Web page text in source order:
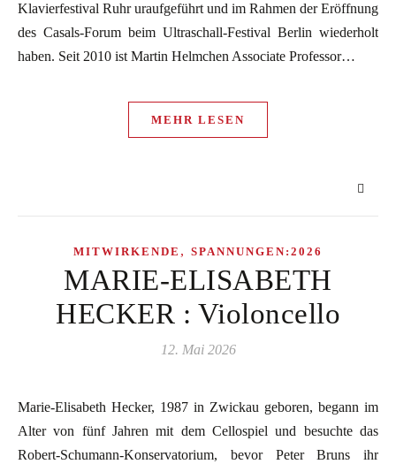
Klavierfestival Ruhr uraufgeführt und im Rahmen der Eröffnung
des Casals-Forum beim Ultraschall-Festival Berlin wiederholt
haben. Seit 2010 ist Martin Helmchen Associate Professor…
MEHR LESEN
MITWIRKENDE , SPANNUNGEN:2026
MARIE-ELISABETH
HECKER : Violoncello
12. Mai 2026
Marie-Elisabeth Hecker, 1987 in Zwickau geboren, begann im
Alter von fünf Jahren mit dem Cellospiel und besuchte das
Robert-Schumann-Konservatorium, bevor Peter Bruns ihr